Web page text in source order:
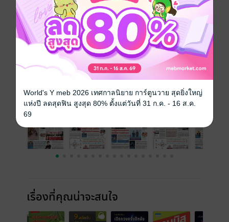
วันที่วางขาย 24 กุมภาพันธ์ 2566
ความยาว 20 หน้า
ราคาปก 25 บาท
ดูทั้งหมด
เรื่องที่คุณน่าจะสนใจ
World's Y meb 2026 เทศกาลนิยาย การ์ตูนวาย สุดยิ่งใหญ่
แห่งปี ลดสุดฟิน สูงสุด 80% ตั้งแต่วันที่ 31 ก.ค. - 16 ส.ค.
69